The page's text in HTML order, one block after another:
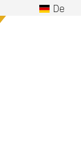
De